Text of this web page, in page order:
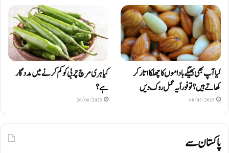
کیا آپ بھی بھیگے باداموں کا چھلکا اتار کر
کھاتے ہیں؟ تو فوراً یہ عمل روک دیں
08/07/2025
کیا ہری مرچ چربی کو کم کرنے میں مددگار
ہے؟
26/06/2025
پاکستان سے